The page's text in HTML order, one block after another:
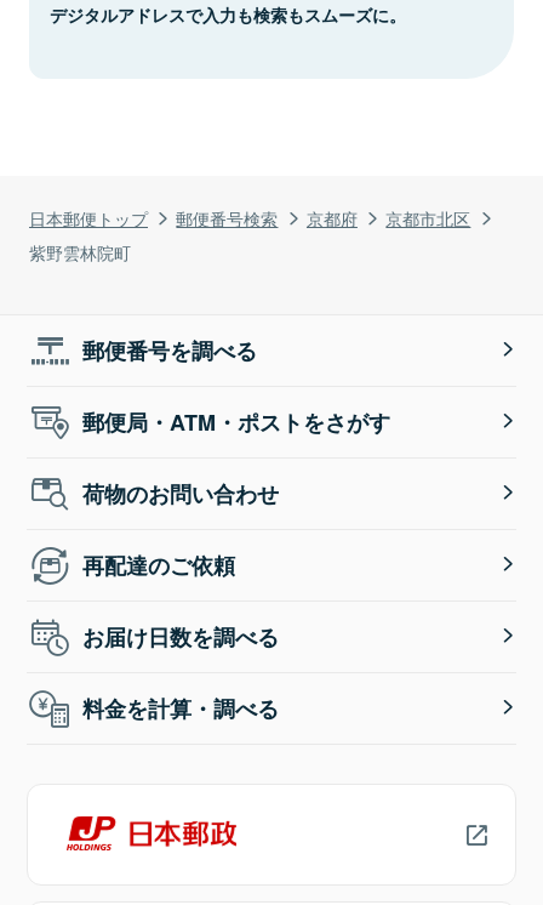
日本郵便トップ 郵便番号検索 京都府
京都市北区
紫野雲林院町
デジタルアドレスで入力も検索もスムーズに。
郵便番号を調べる
郵便局・ATM・ポストをさがす
荷物のお問い合わせ
再配達のご依頼
お届け日数を調べる
料金を計算・調べる